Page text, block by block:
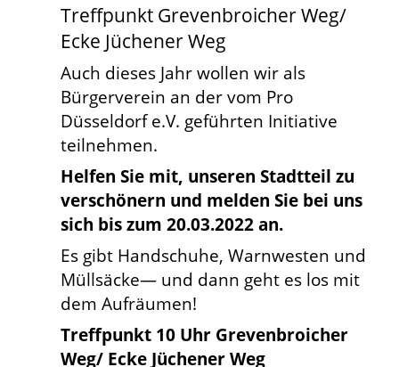
Treffpunkt Grevenbroicher Weg/
Ecke Jüchener Weg
Auch dieses Jahr wollen wir als
Bürgerverein an der vom Pro
Düsseldorf e.V. geführten Initiative
teilnehmen.
Helfen Sie mit, unseren Stadtteil zu
verschönern und melden Sie bei uns
sich bis zum 20.03.2022 an.
Es gibt Handschuhe, Warnwesten und
Müllsäcke— und dann geht es los mit
dem Aufräumen!
Treffpunkt 10 Uhr Grevenbroicher
Weg/ Ecke Jüchener Weg